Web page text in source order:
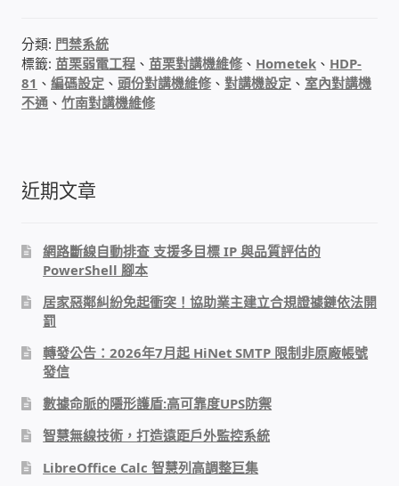
網路 到府檢測 連線設定
光纖網路
PHP程式設計
監視器安裝維修
監視器DIY
監視器租賃方案
防盜保全-安防設備
昇銳電子(HI SHARP)智慧科技
分類: 門禁系統
標籤: 苗栗弱電工程 、 苗栗對講機維修 、 Hometek 、 HDP-
81 、編碼設定 、頭份對講機維修 、對講機設定 、 室內對講機
不通 、竹南對講機維修
近期文章
網路斷線自動排查 支援多目標 IP 與品質評估的
PowerShell 腳本
居家惡鄰糾紛免起衝突！協助業主建立合規證據鏈依法開
罰
轉發公告：2026年7月起 HiNet SMTP 限制非原廠帳號
發信
數據命脈的隱形護盾:高可靠度UPS防禦
智慧無線技術，打造遠距戶外監控系統
LibreOffice Calc 智慧列高調整巨集